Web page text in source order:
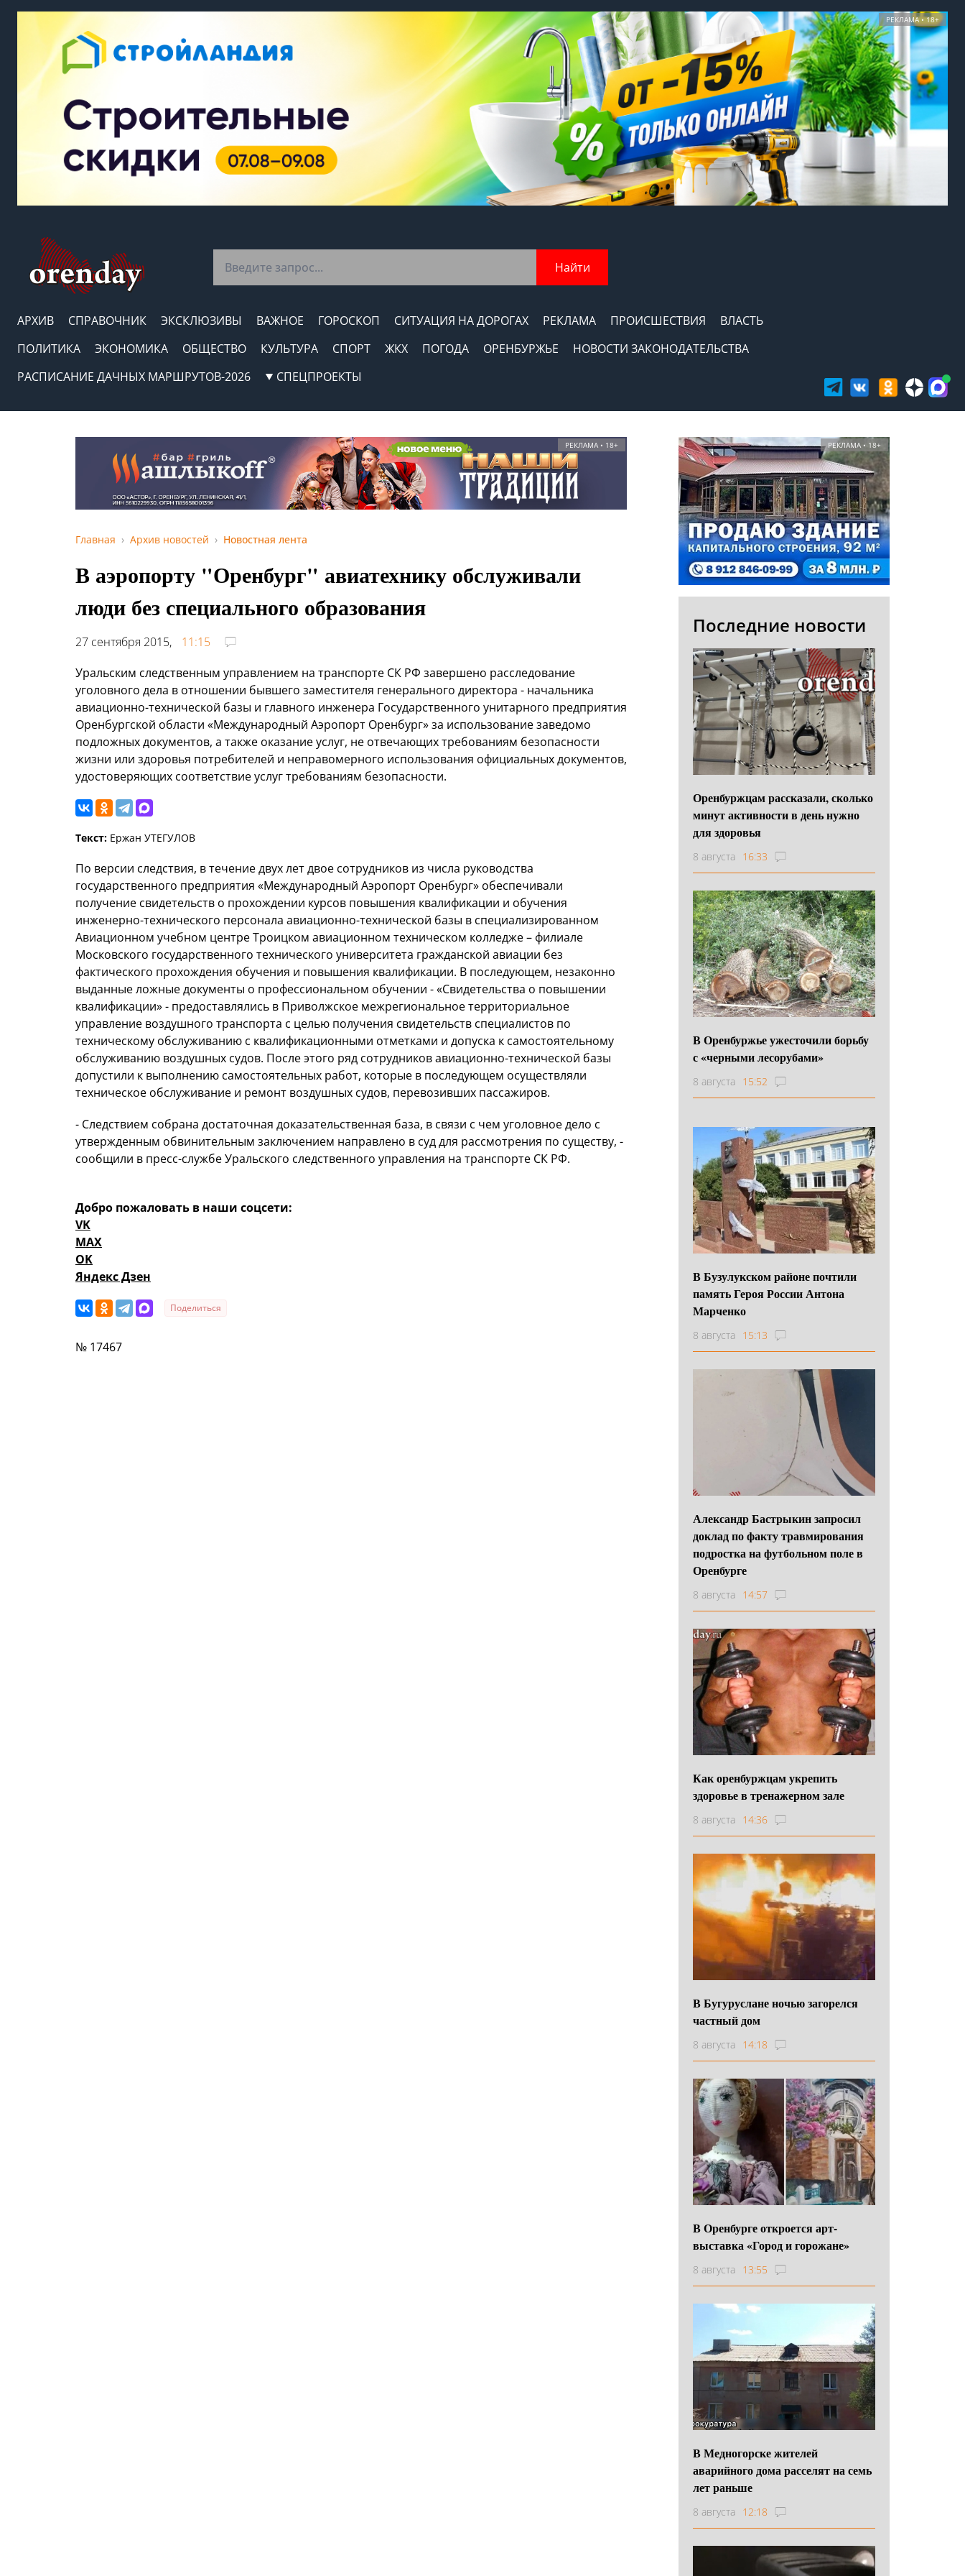
РЕКЛАМА • 18+
Найти
АРХИВ СПРАВОЧНИК ЭКСКЛЮЗИВЫ ВАЖНОЕ ГОРОСКОП СИТУАЦИЯ НА ДОРОГАХ РЕКЛАМА ПРОИСШЕСТВИЯ
ВЛАСТЬ
ПОЛИТИКА
ЭКОНОМИКА ОБЩЕСТВО КУЛЬТУРА СПОРТ ЖКХ ПОГОДА ОРЕНБУРЖЬЕ
НОВОСТИ ЗАКОНОДАТЕЛЬСТВА
РАСПИСАНИЕ ДАЧНЫХ МАРШРУТОВ-2026
СПЕЦПРОЕКТЫ
РЕКЛАМА • 18+
Главная Архив новостей Новостная лента
В аэропорту "Оренбург" авиатехнику обслуживали
люди без специального образования
27 сентября 2015,
11:15
Уральским следственным управлением на транспорте СК РФ завершено расследование
уголовного дела в отношении бывшего заместителя генерального директора - начальника
авиационно-технической базы и главного инженера Государственного унитарного предприятия
Оренбургской области «Международный Аэропорт Оренбург» за использование заведомо
подложных документов, а также оказание услуг, не отвечающих требованиям безопасности
жизни или здоровья потребителей и неправомерного использования официальных документов,
удостоверяющих соответствие услуг требованиям безопасности.
Текст: Ержан УТЕГУЛОВ
По версии следствия, в течение двух лет двое сотрудников из числа руководства
государственного предприятия «Международный Аэропорт Оренбург» обеспечивали
получение свидетельств о прохождении курсов повышения квалификации и обучения
инженерно-технического персонала авиационно-технической базы в специализированном
Авиационном учебном центре Троицком авиационном техническом колледже – филиале
Московского государственного технического университета гражданской авиации без
фактического прохождения обучения и повышения квалификации. В последующем, незаконно
выданные ложные документы о профессиональном обучении - «Свидетельства о повышении
квалификации» - предоставлялись в Приволжское межрегиональное территориальное
управление воздушного транспорта с целью получения свидетельств специалистов по
техническому обслуживанию с квалификационными отметками и допуска к самостоятельному
обслуживанию воздушных судов. После этого ряд сотрудников авиационно-технической базы
допустили к выполнению самостоятельных работ, которые в последующем осуществляли
техническое обслуживание и ремонт воздушных судов, перевозивших пассажиров.
- Следствием собрана достаточная доказательственная база, в связи с чем уголовное дело с
утвержденным обвинительным заключением направлено в суд для рассмотрения по существу, -
сообщили в пресс-службе Уральского следственного управления на транспорте СК РФ.
Добро пожаловать в наши соцсети:
VK
MAX
OK
Яндекс Дзен
Поделиться
№ 17467
РЕКЛАМА • 18+
Последние новости
Оренбуржцам рассказали, сколько
минут активности в день нужно
для здоровья
8 августа 16:33
В Оренбуржье ужесточили борьбу
с «черными лесорубами»
8 августа 15:52
В Бузулукском районе почтили
память Героя России Антона
Марченко
8 августа 15:13
Александр Бастрыкин запросил
доклад по факту травмирования
подростка на футбольном поле в
Оренбурге
8 августа 14:57
Как оренбуржцам укрепить
здоровье в тренажерном зале
8 августа 14:36
В Бугуруслане ночью загорелся
частный дом
8 августа 14:18
В Оренбурге откроется арт-
выставка «Город и горожане»
8 августа 13:55
В Медногорске жителей
аварийного дома расселят на семь
лет раньше
8 августа 12:18